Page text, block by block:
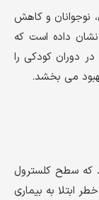
نوجوانان و کاهش
داده است که
دوران کودکی را
می بخشد.
که سطح کلسترول
ابتلا به بیماری